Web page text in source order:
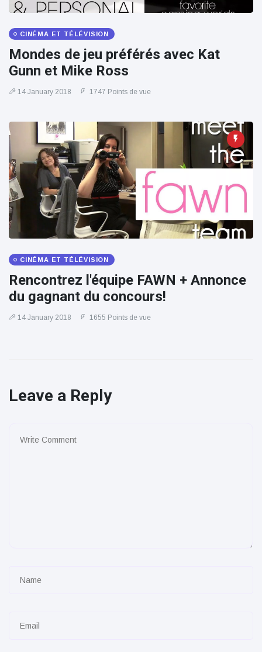
CINÉMA ET TÉLÉVISION
Mondes de jeu préférés avec Kat
Gunn et Mike Ross
14 January 2018 1747 Points de vue
CINÉMA ET TÉLÉVISION
Rencontrez l'équipe FAWN + Annonce
du gagnant du concours!
14 January 2018 1655 Points de vue
Leave a Reply